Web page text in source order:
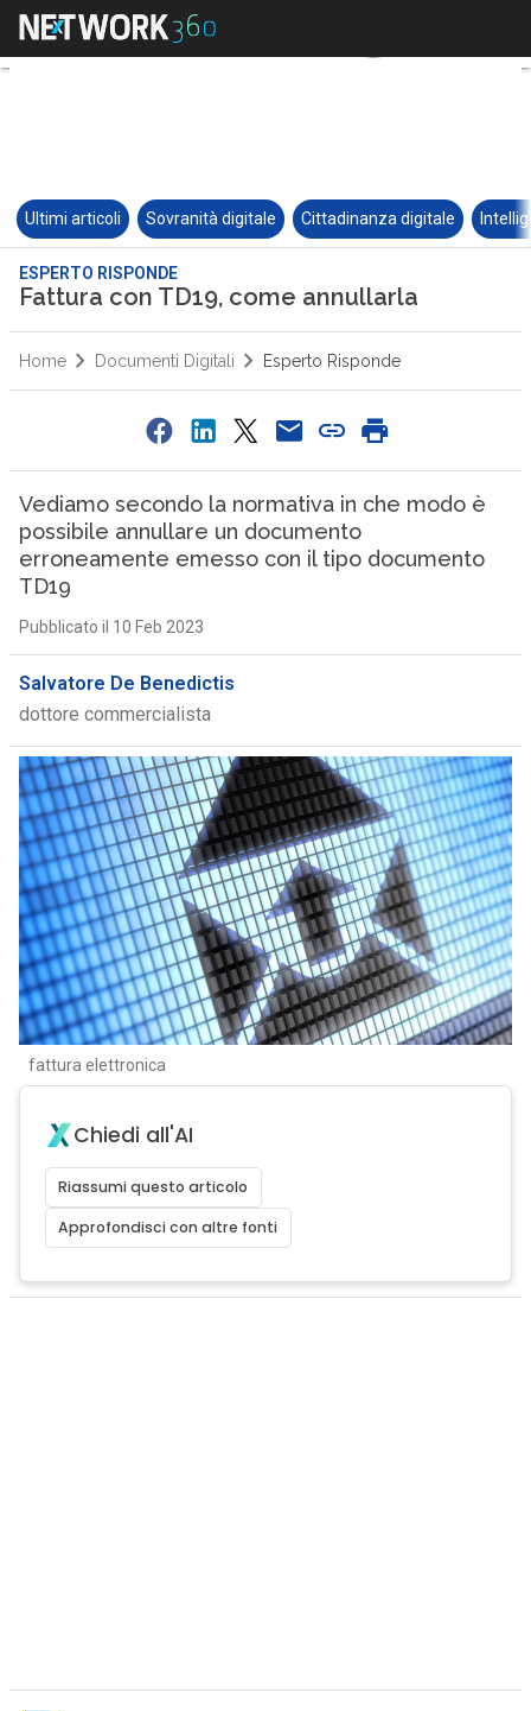
Ultimi articoli Sovranità digitale Cittadinanza digitale
ESPERTO RISPONDE
Fattura con TD19, come annullarla
Home Documenti Digitali Esperto Risponde
Vediamo secondo la normativa in che modo è
possibile annullare un documento
erroneamente emesso con il tipo documento
TD19
Pubblicato il 10 Feb 2023
Salvatore De Benedictis
dottore commercialista
fattura elettronica
Chiedi all'AI
Riassumi questo articolo
Approfondisci con altre fonti